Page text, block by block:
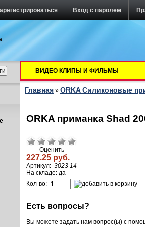
Вход с паролем
ВИДЕО КЛИПЫ И ФИЛЬМЫ
Главная » ORKA Силиконовые
ORKA приманка Shad
Оценить
227.25 руб.
Артикул: 3023 14
На складе: да
Кол-во:
Есть вопросы?
Вы можете задать нам вопрос(ы) с